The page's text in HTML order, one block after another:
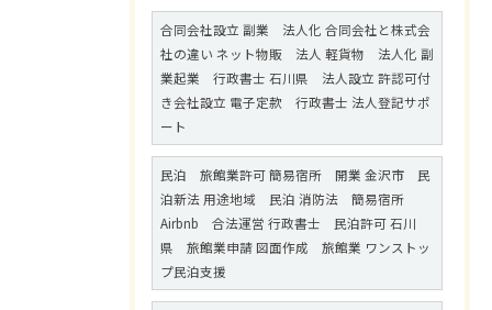
合同会社設立 副業 法人化 合同会社と株式会
社の違い ネット物販 法人 軽貨物 法人化 副
業起業 行政書士 石川県 法人設立 許認可付
き会社設立 電子定款 行政書士 法人登記サポ
ート
民泊 旅館業許可 簡易宿所 開業 金沢市 民
泊新法 用途地域 民泊 消防法 簡易宿所
Airbnb 合法運営 行政書士 民泊許可 石川
県 旅館業申請 図面作成 旅館業 ワンストッ
プ民泊支援